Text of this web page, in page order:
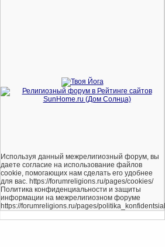
Используя данный межрелигиозный форум, вы
даете согласие на использование файлов
cookie, помогающих нам сделать его удобнее
для вас. https://forumreligions.ru/pages/cookies/
Политика конфиденциальности и защиты
информации на межрелигиозном форуме
https://forumreligions.ru/pages/